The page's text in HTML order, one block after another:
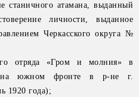
станичного атамана, выданный
личности, выданное
Черкасского округа №
отряда «Гром и молния» в
на южном фронте в р-не г.
1920 года);